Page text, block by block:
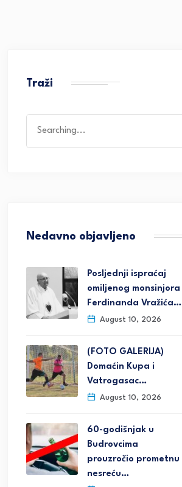
Traži
for:
Nedavno objavljeno
Posljednji ispraćaj
omiljenog monsinjora
Ferdinanda Vražića…
August 10, 2026
(FOTO GALERIJA)
Domaćin Kupa i
Vatrogasac…
August 10, 2026
60-godišnjak u
Budrovcima
prouzročio prometnu
nesreću…